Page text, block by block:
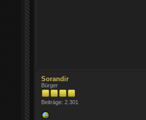
Sorandir
Bürger
Beiträge: 2.301